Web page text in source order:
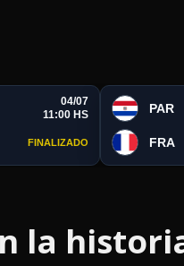
04/07
11:00 HS
FINALIZADO
PAR
FRA
la